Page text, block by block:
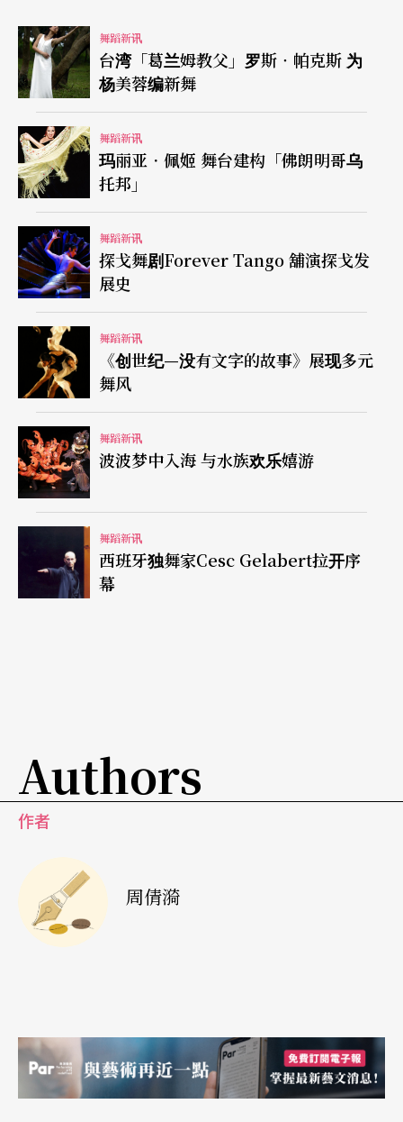
舞蹈新讯
台湾「葛兰姆教父」罗斯‧帕克斯 为
杨美蓉编新舞
舞蹈新讯
玛丽亚．佩姬 舞台建构「佛朗明哥乌
托邦」
舞蹈新讯
探戈舞剧Forever Tango 舖演探戈发
展史
舞蹈新讯
《创世纪—没有文字的故事》展现多元
舞风
舞蹈新讯
波波梦中入海 与水族欢乐嬉游
舞蹈新讯
西班牙独舞家Cesc Gelabert拉开序
幕
Authors
作者
周倩漪